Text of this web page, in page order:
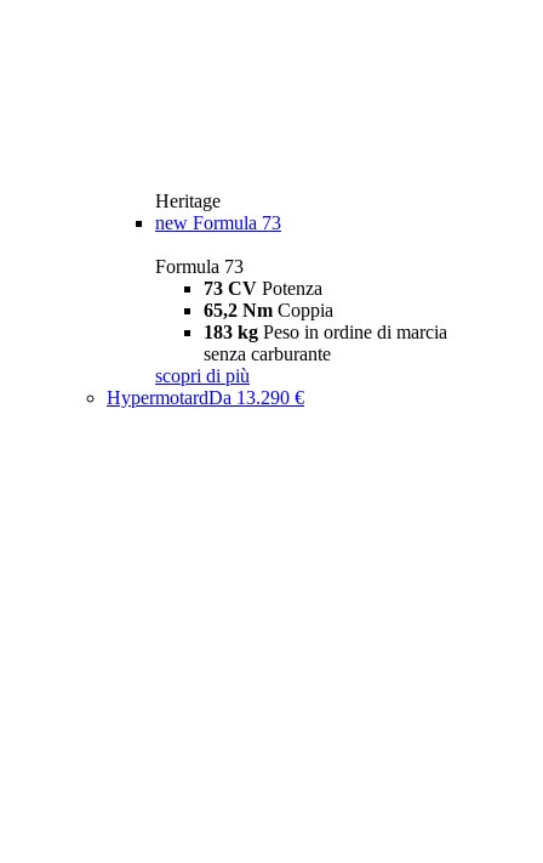
Heritage
new Formula 73
Formula 73
73 CV Potenza
65,2 Nm Coppia
183 kg Peso in ordine di marcia
senza carburante
scopri di più
HypermotardDa 13.290 €